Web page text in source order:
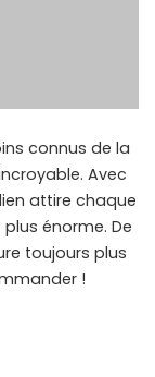
connus de la
Avec
attire chaque
énorme. De
toujours plus
!